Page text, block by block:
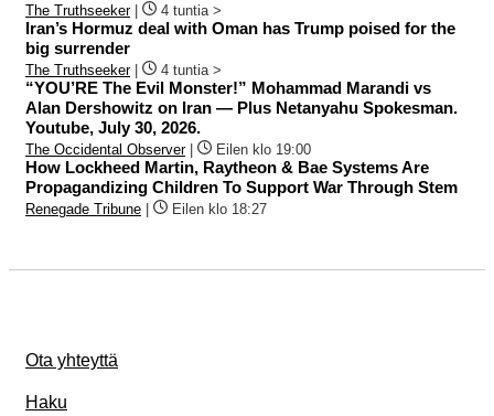
The Truthseeker| 4 tuntia >
Iran’s Hormuz deal with Oman has Trump poised for the
big surrender
The Truthseeker| 4 tuntia >
“YOU’RE The Evil Monster!” Mohammad Marandi vs
Alan Dershowitz on Iran — Plus Netanyahu Spokesman.
Youtube, July 30, 2026.
The Occidental Observer| Eilen klo 19:00
How Lockheed Martin, Raytheon & Bae Systems Are
Propagandizing Children To Support War Through Stem
Renegade Tribune | Eilen klo 18:27
Ota yhteyttä
Haku